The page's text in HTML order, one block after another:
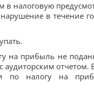
в налоговую
в течение
на прибыль не
аудиторским отчетом.
по налогу на